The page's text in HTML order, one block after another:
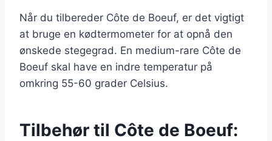
Når du tilbereder Côte de Boeuf, er det vigtigt
at bruge en kødtermometer for at opnå den
ønskede stegegrad. En medium-rare Côte de
Boeuf skal have en indre temperatur på
omkring 55-60 grader Celsius.
Tilbehør til Côte de Boeuf: